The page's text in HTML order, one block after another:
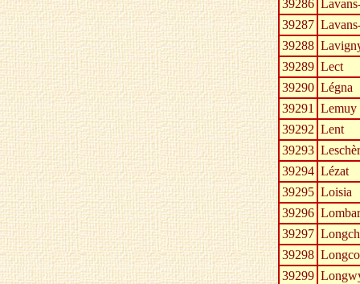
39286
39287
39288
39289 Lect
39290 Légna
39291 Lemuy
39292 Lent
39293
39294 Lézat
39295 Loisia
39296
39297
39298
39299